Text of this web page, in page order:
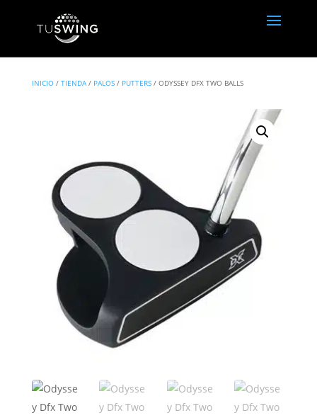
INICIO/ TIENDA/ PALOS/ PUTTERS/ ODYSSEY DFX TWO BALLS